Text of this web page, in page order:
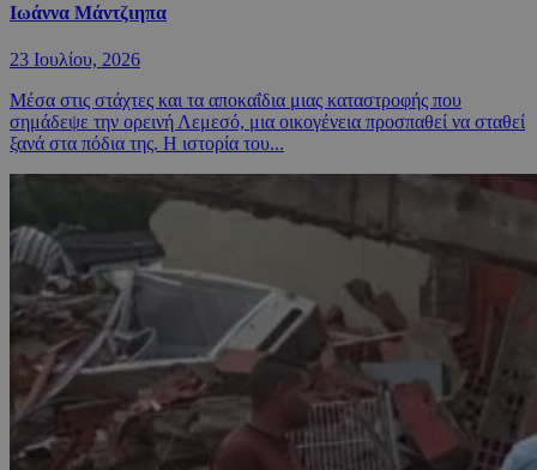
Ιωάννα Μάντζιηπα
23 Ιουλίου, 2026
Μέσα στις στάχτες και τα αποκαΐδια μιας καταστροφής που
σημάδεψε την ορεινή Λεμεσό, μια οικογένεια προσπαθεί να σταθεί
ξανά στα πόδια της. Η ιστορία του...